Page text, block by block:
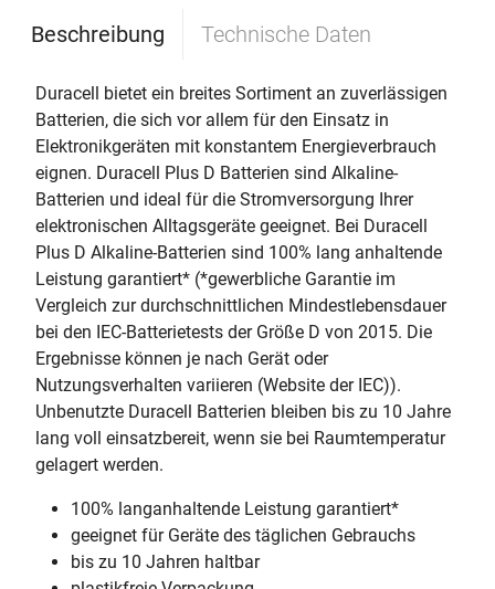
Beschreibung Technische Daten
Duracell bietet ein breites Sortiment an zuverlässigen
Batterien, die sich vor allem für den Einsatz in
Elektronikgeräten mit konstantem Energieverbrauch
eignen. Duracell Plus D Batterien sind Alkaline-
Batterien und ideal für die Stromversorgung Ihrer
elektronischen Alltagsgeräte geeignet. Bei Duracell
Plus D Alkaline-Batterien sind 100% lang anhaltende
Leistung garantiert* (*gewerbliche Garantie im
Vergleich zur durchschnittlichen Mindestlebensdauer
bei den IEC-Batterietests der Größe D von 2015. Die
Ergebnisse können je nach Gerät oder
Nutzungsverhalten variieren (Website der IEC)).
Unbenutzte Duracell Batterien bleiben bis zu 10 Jahre
lang voll einsatzbereit, wenn sie bei Raumtemperatur
gelagert werden.
100% langanhaltende Leistung garantiert*
geeignet für Geräte des täglichen Gebrauchs
bis zu 10 Jahren haltbar